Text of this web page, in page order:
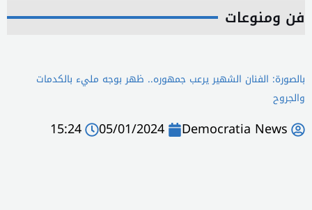
فن ومنوعات
بالصورة: الفنان الشهير يرعب جمهوره.. ظهر بوجه مليء بالكدمات
والجروح
Democratia News
05/01/2024
15:24